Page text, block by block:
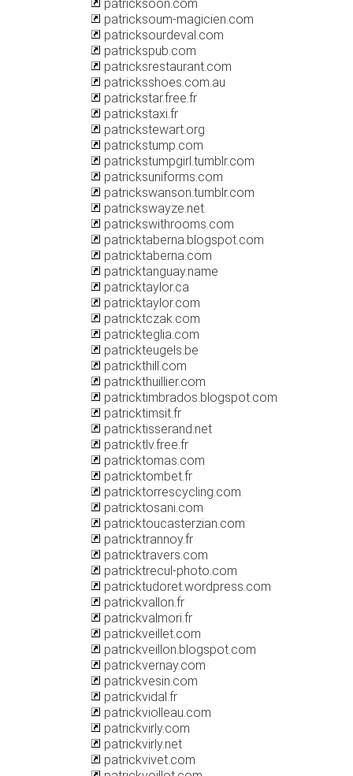
patricksoon.com
patricksoum-magicien.com
patricksourdeval.com
patrickspub.com
patricksrestaurant.com
patricksshoes.com.au
patrickstar.free.fr
patrickstaxi.fr
patrickstewart.org
patrickstump.com
patrickstumpgirl.tumblr.com
patricksuniforms.com
patrickswanson.tumblr.com
patrickswayze.net
patrickswithrooms.com
patricktaberna.blogspot.com
patricktaberna.com
patricktanguay.name
patricktaylor.ca
patricktaylor.com
patricktczak.com
patrickteglia.com
patrickteugels.be
patrickthill.com
patrickthuillier.com
patricktimbrados.blogspot.com
patricktimsit.fr
patricktisserand.net
patricktlv.free.fr
patricktomas.com
patricktombet.fr
patricktorrescycling.com
patricktosani.com
patricktoucasterzian.com
patricktrannoy.fr
patricktravers.com
patricktrecul-photo.com
patricktudoret.wordpress.com
patrickvallon.fr
patrickvalmori.fr
patrickveillet.com
patrickveillon.blogspot.com
patrickvernay.com
patrickvesin.com
patrickvidal.fr
patrickviolleau.com
patrickvirly.com
patrickvirly.net
patrickvivet.com